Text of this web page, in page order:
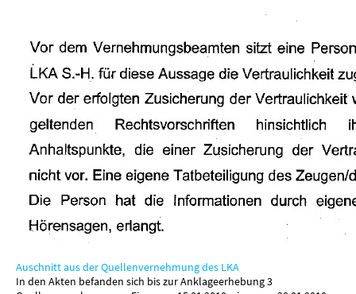
Auschnitt aus der Quellenvernehmung des LKA
In den Akten befanden sich bis zur Anklageerhebung 3